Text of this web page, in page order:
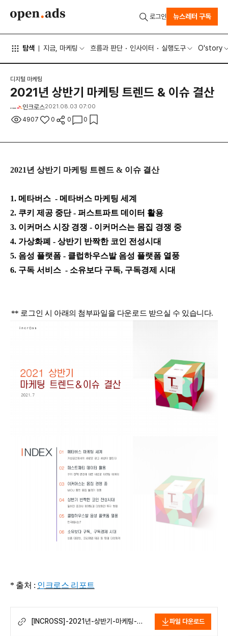
탐색 지금, 마케팅 흐름과 판단 인사이터 실행도구 O'story
로그인 뉴스레터 구독
디지털 마케팅
2021년 상반기 마케팅 트렌드 & 이슈 결산
인크로스2021.08.03 07:00
4907 0 0 0
2021년 상반기 마케팅 트렌드 & 이슈 결산
1. 메타버스 - 메타버스 마케팅 세계
2. 쿠키 제공 중단- 퍼스트파트 데이터 활용
3. 이커머스 시장 경쟁 - 이커머스는 몸집 경쟁 중
4. 가상화폐 - 상반기 반짝한 코인 전성시대
5. 음성 플랫폼 - 클럽하우스발 음성 플랫폼 열풍
6. 구독 서비스 - 소유보다 구독, 구독경제 시대
** 로그인 시 아래의 첨부파일을 다운로드 받으실 수 있습니다.
* 출처 : 인크로스 리포트
[INCROSS]-2021년-상반기-마케팅-
파일 다운로드